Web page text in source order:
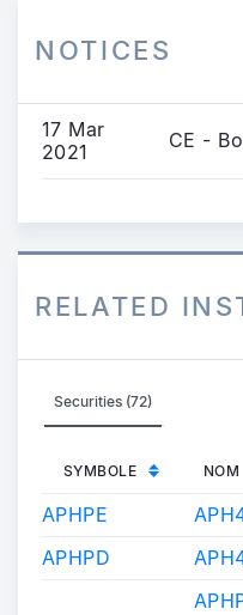
NOTICES
17 Mar
2021
CE -
RELATED
Securities (72)
SYMBOLE NOM
APHPE
APHPD